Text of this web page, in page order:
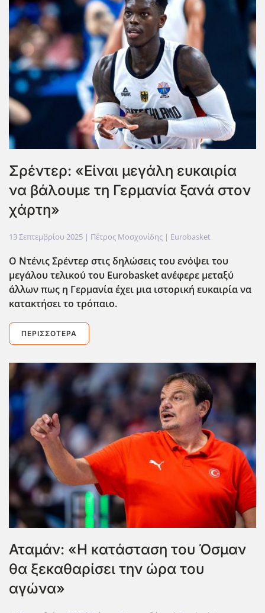
Σρέντερ: «Είναι μεγάλη ευκαιρία
να βάλουμε τη Γερμανία ξανά στον
χάρτη»
13 Σεπτεμβρίου 2025 | Πέτρος Μοσχονίδης | Eurobasket
Ο Ντένις Σρέντερ στις δηλώσεις του ενόψει του
μεγάλου τελικού του Eurobasket ανέφερε μεταξύ
άλλων πως η Γερμανία έχει μια ιστορική ευκαιρία να
κατακτήσει το τρόπαιο.
ΠΕΡΙΣΣΌΤΕΡΑ
Αταμάν: «Η κατάσταση του Όσμαν
θα ξεκαθαρίσει την ώρα του
αγώνα»